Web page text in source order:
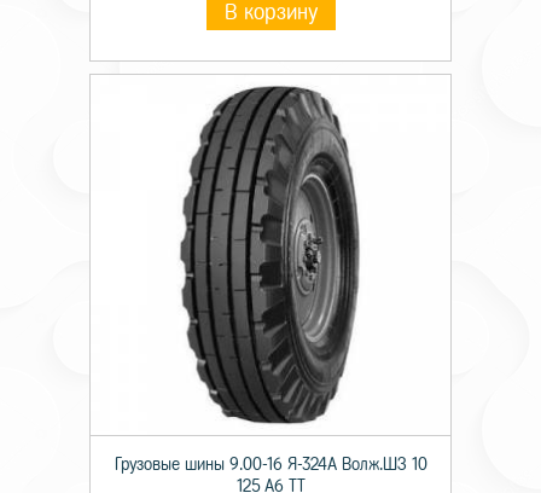
В корзину
Грузовые шины 9.00-16 Я-324А Волж.ШЗ 10
125 A6 TT